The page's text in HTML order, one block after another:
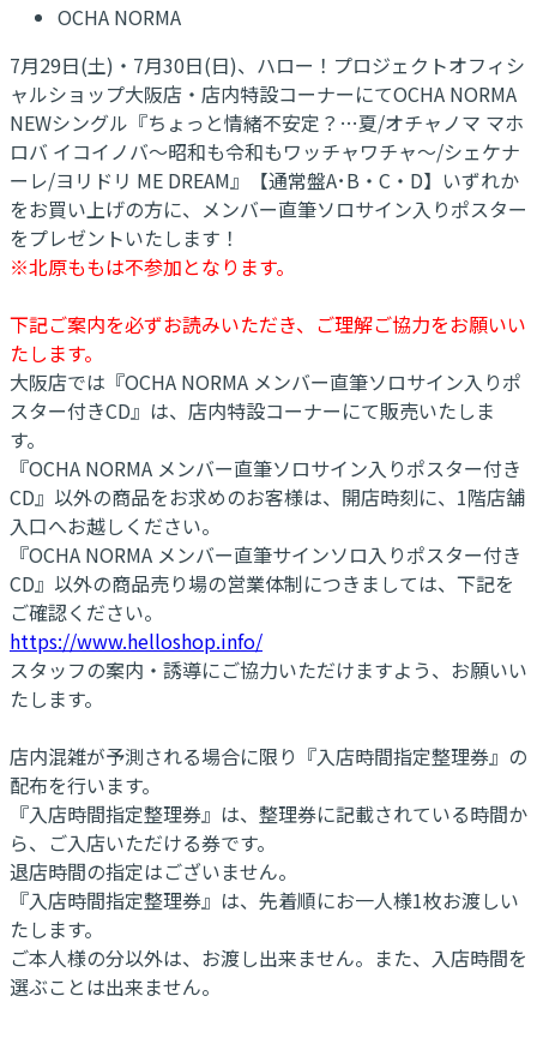
OCHA NORMA
7月29日(土)・7月30日(日)、ハロー！プロジェクトオフィシ
ャルショップ大阪店・店内特設コーナーにてOCHA NORMA
NEWシングル『ちょっと情緒不安定？…夏/オチャノマ マホ
ロバ イコイノバ～昭和も令和もワッチャワチャ～/シェケナ
ーレ/ヨリドリ ME DREAM』【通常盤A･B・C・D】いずれか
をお買い上げの方に、メンバー直筆ソロサイン入りポスター
をプレゼントいたします！
※北原ももは不参加となります。
下記ご案内を必ずお読みいただき、ご理解ご協力をお願いい
たします。
大阪店では『OCHA NORMA メンバー直筆ソロサイン入りポ
スター付きCD』は、店内特設コーナーにて販売いたしま
す。
『OCHA NORMA メンバー直筆ソロサイン入りポスター付き
CD』以外の商品をお求めのお客様は、開店時刻に、1階店舗
入口へお越しください。
『OCHA NORMA メンバー直筆サインソロ入りポスター付き
CD』以外の商品売り場の営業体制につきましては、下記を
ご確認ください。
https://www.helloshop.info/
スタッフの案内・誘導にご協力いただけますよう、お願いい
たします。
店内混雑が予測される場合に限り『入店時間指定整理券』の
配布を行います。
『入店時間指定整理券』は、整理券に記載されている時間か
ら、ご入店いただける券です。
退店時間の指定はございません。
『入店時間指定整理券』は、先着順にお一人様1枚お渡しい
たします。
ご本人様の分以外は、お渡し出来ません。また、入店時間を
選ぶことは出来ません。